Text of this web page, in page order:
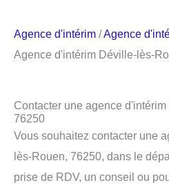
Agence d'intérim /Agence
Agence d'intérim Déville-lès-
Contacter une agence
76250
Vous souhaitez contacter une
lès-Rouen, 76250, dans le
prise de RDV, un conseil ou